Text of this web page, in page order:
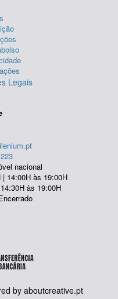
Legais
nacional
14:00H às 19:00H
às 19:00H
byaboutcreative.pt